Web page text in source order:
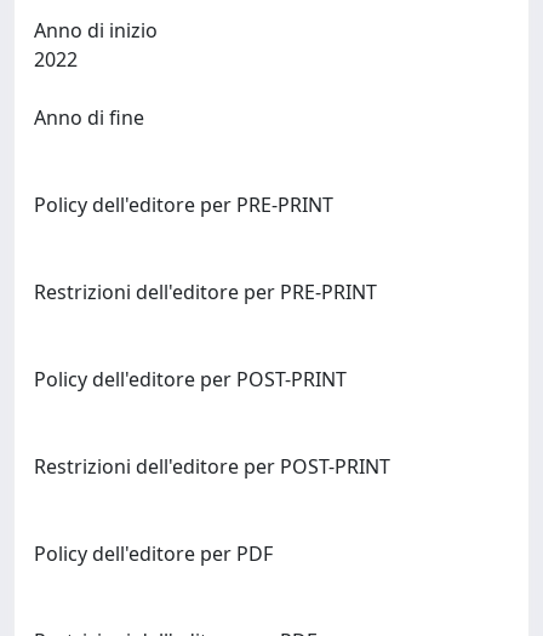
Anno di inizio
Anno di fine
Policy dell'editore per PRE-PRINT
Restrizioni dell'editore per PRE-PRINT
Policy dell'editore per POST-PRINT
Restrizioni dell'editore per POST-PRINT
Policy dell'editore per PDF